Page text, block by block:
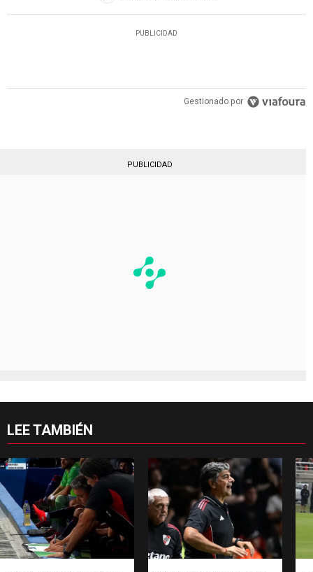
PUBLICIDAD
Gestionado por
PUBLICIDAD
LEE TAMBIÉN